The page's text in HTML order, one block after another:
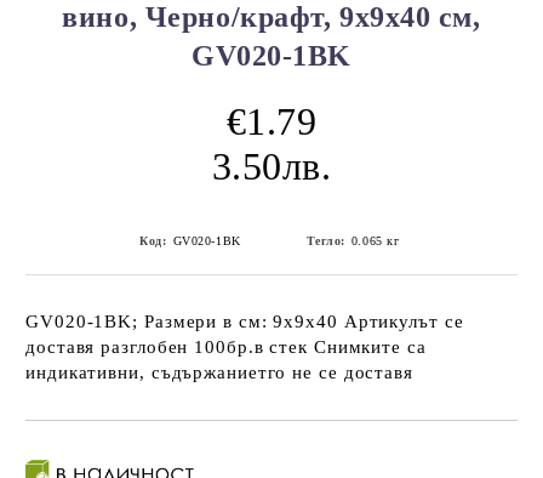
вино, Черно/крафт, 9х9х40 см,
GV020-1BK
€1.79
3.50лв.
Код: GV020-1BK Тегло: 0.065 кг
GV020-1BK; Размери в см: 9х9х40 Артикулът се
доставя разглобен 100бр.в стек Снимките са
индикативни, съдържаниетго не се доставя